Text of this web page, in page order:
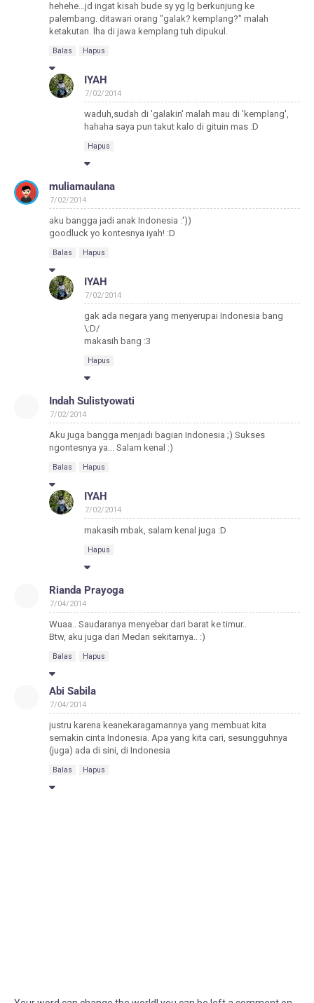
hehehe...jd ingat kisah bude sy yg lg berkunjung ke
palembang. ditawari orang "galak? kemplang?" malah
ketakutan. lha di jawa kemplang tuh dipukul.
Balas Hapus
IYAH
7/02/2014
waduh,sudah di 'galakin' malah mau di 'kemplang',
hahaha saya pun takut kalo di gituin mas :D
Hapus
muliamaulana
7/02/2014
aku bangga jadi anak Indonesia :'))
goodluck yo kontesnya iyah! :D
Balas Hapus
IYAH
7/02/2014
gak ada negara yang menyerupai Indonesia bang
\:D/
makasih bang :3
Hapus
Indah Sulistyowati
7/02/2014
Aku juga bangga menjadi bagian Indonesia ;) Sukses
ngontesnya ya... Salam kenal :)
Balas Hapus
IYAH
7/02/2014
makasih mbak, salam kenal juga :D
Hapus
Rianda Prayoga
7/04/2014
Wuaa.. Saudaranya menyebar dari barat ke timur..
Btw, aku juga dari Medan sekitarnya.. :)
Balas Hapus
Abi Sabila
7/04/2014
justru karena keanekaragamannya yang membuat kita
semakin cinta Indonesia. Apa yang kita cari, sesungguhnya
(juga) ada di sini, di Indonesia
Balas Hapus